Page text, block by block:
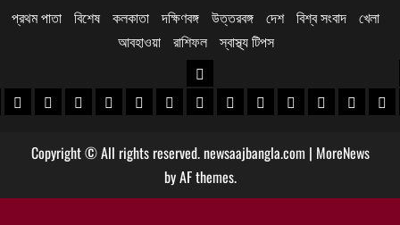
প্রথম পাতা বিশেষ কলকাতা দক্ষিণবঙ্গ উত্তরবঙ্গ দেশ বিশ্ব সংবাদ খেলা
আবহাওয়া
রাশিফল স্বাস্থ্য টিপস
খবর
খবর
পুরুলিয়া খবর
বাঁকুড়া খবরপশ্চিম বর্ধমান খবর
পূর্ব বর্ধমান খবর
বীরভূম খবরমুর্শিদাবাদ খবর
উত্তরবঙ্গ
কোচবিহার নিউজ
আলিপুরদুয়ার খবর
জলপাইগুড়ি খবর
শিলিগুড়ি খবর
উত্তরদক্ষিণ
Copyright © All rights reserved. newsaajbangla.com | MoreNews
by AF themes.